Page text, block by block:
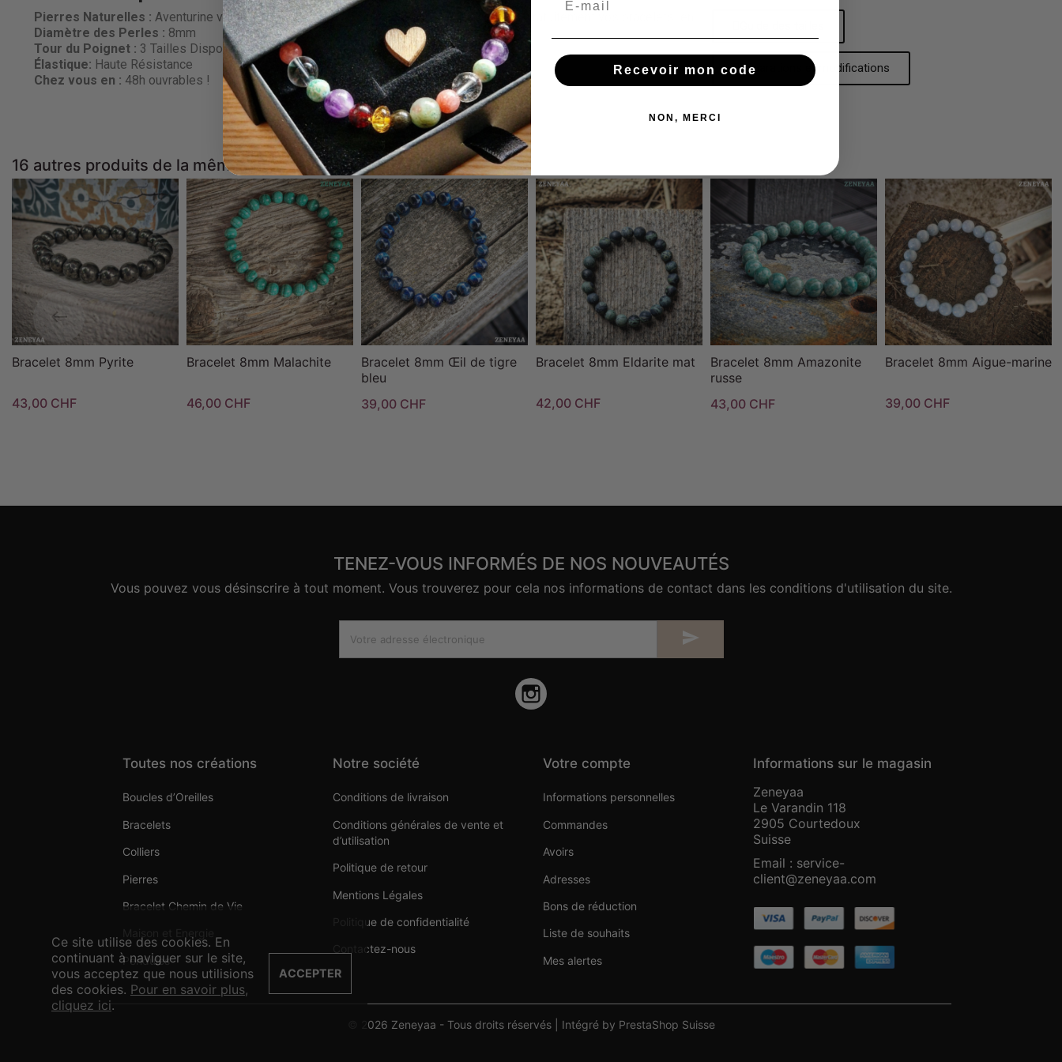
Pierres Naturelles : Aventurine verte
Diamètre des Perles : 8mm
Tour du Poignet : 3 Tailles Disponibles
Élastique: Haute Résistance
Chez vous en : 48h ouvrables !
Nous réajustons et réparons gratuitement vos bracelets en
cas de besoin !
Réparations et modifications
16 autres produits de la même catégorie :
Bracelet 8mm Pyrite
43,00 CHF
Bracelet 8mm Malachite
46,00 CHF
Bracelet 8mm Œil de tigre
bleu
39,00 CHF
Bracelet 8mm Eldarite mat
42,00 CHF
Bracelet 8mm Amazonite
russe
43,00 CHF
Bracelet 8mm Aigue-marine
39,00 CHF
TENEZ-VOUS INFORMÉS DE NOS NOUVEAUTÉS
Vous pouvez vous désinscrire à tout moment. Vous trouverez pour cela nos informations de contact dans les conditions d'utilisation du site.

Toutes nos créations
Boucles d’Oreilles
Bracelets
Colliers
Pierres
Bracelet Chemin de Vie
Pendules
Notre société
Conditions de livraison
Conditions générales de vente et
d’utilisation
Politique de retour
Mentions Légales
Politique de confidentialité
Contactez-nous
Votre compte
Informations personnelles
Commandes
Avoirs
Adresses
Bons de réduction
Liste de souhaits
Mes alertes
Informations sur le magasin
Zeneyaa
Le Varandin 118
2905 Courtedoux
Suisse
Email : service-
client@zeneyaa.com
© 2026 Zeneyaa - Tous droits réservés | Intégré by PrestaShop Suisse
Ce site utilise des cookies. En
continuant à naviguer sur le site,
vous acceptez que nous utilisions
des cookies. Pour en savoir plus,
cliquez ici.
ACCEPTER
Recevoir mon code
NON, MERCI